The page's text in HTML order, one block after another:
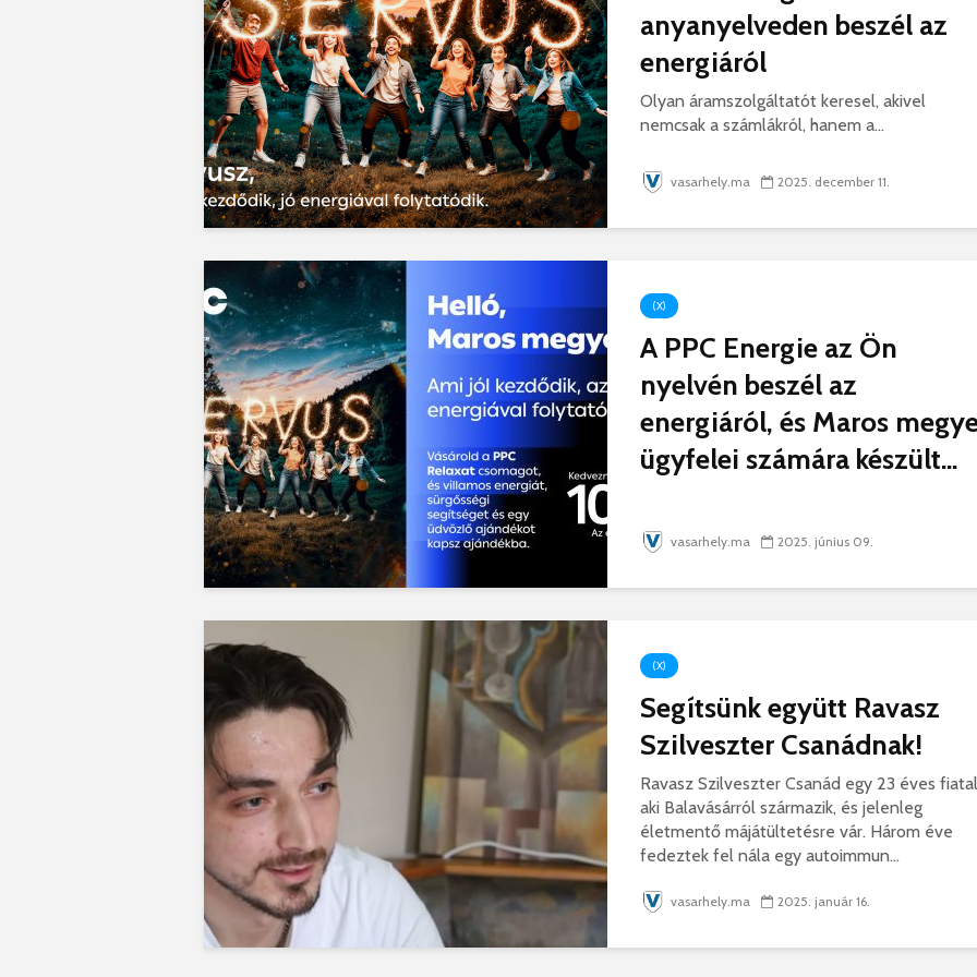
anyanyelveden beszél az
energiáról
Olyan áramszolgáltatót keresel, akivel
nemcsak a számlákról, hanem a...
vasarhely.ma 2025. december 11.
(X)
A PPC Energie az Ön
nyelvén beszél az
energiáról, és Maros
ügyfelei számára készült...
vasarhely.ma 2025. június 09.
(X)
Segítsünk együtt Ravasz
Szilveszter Csanádnak!
Ravasz Szilveszter Csanád egy 23 éves
aki Balavásárról származik, és jelenleg
életmentő májátültetésre vár. Három éve
fedeztek fel nála egy autoimmun...
vasarhely.ma 2025. január 16.